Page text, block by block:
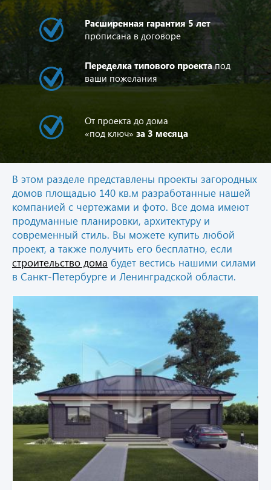
Расширенная гарантия 5 лет
прописана в договоре
Переделка типового проектапод
ваши пожелания
От проекта до дома
«под ключ» за 3 месяца
В этом разделе представлены проекты загородных
домов площадью 140 кв.м разработанные нашей
компанией с чертежами и фото. Все дома имеют
продуманные планировки, архитектуру и
современный стиль. Вы можете купить любой
проект, а также получить его бесплатно, если
строительство дома будет вестись нашими силами
в Санкт-Петербурге и Ленинградской области.